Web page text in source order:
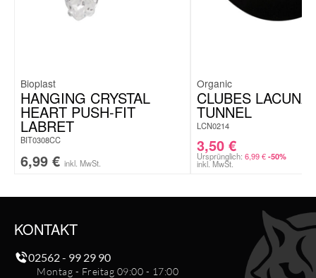
Bioplast
HANGING CRYSTAL
HEART PUSH-FIT
LABRET
BIT0308CC
6,99 € inkl. MwSt.
Organic
CLUBES LACUNA
TUNNEL
LCN0214
3,50 €
Ursprünglich: 6,99€ -50%
inkl. MwSt.
KONTAKT
02562 - 99 29 90
Montag - Freitag 09:00 - 17:00